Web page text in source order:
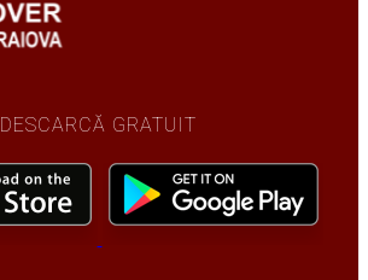
DESCARCĂ GRATUIT